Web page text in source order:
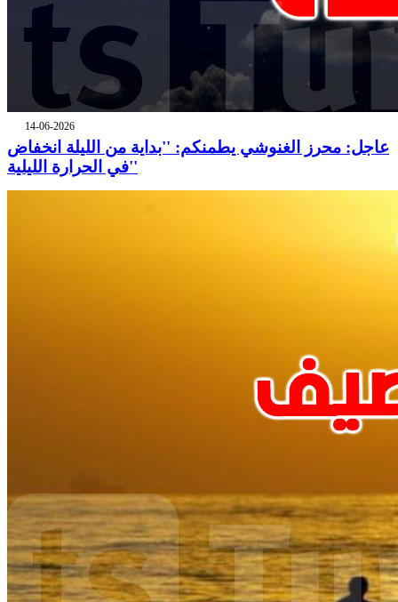
14-06-2026
عاجل: محرز الغنوشي يطمنكم: ''بداية من الليلة انخفاض
في الحرارة الليلية''